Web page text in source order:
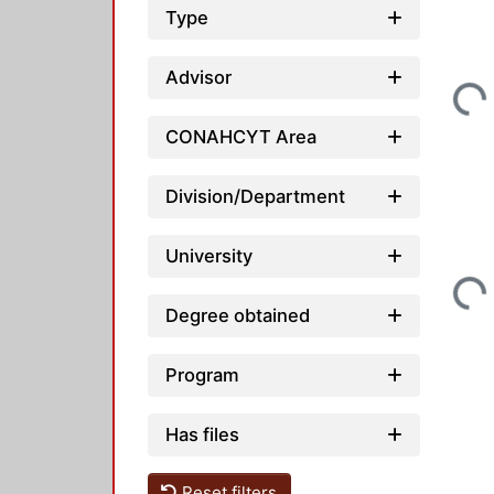
Type
Advisor
CONAHCYT Area
Division/Department
University
Degree obtained
Program
Has files
Loading...
Loading...